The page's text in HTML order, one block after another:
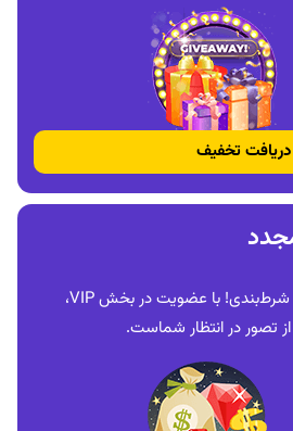
دریافت تخفیف
تجربه‌ای متفاوت در دنیای شرط‌بندی! با عضویت در بخش VIP،
از تصور در انتظار شماست.